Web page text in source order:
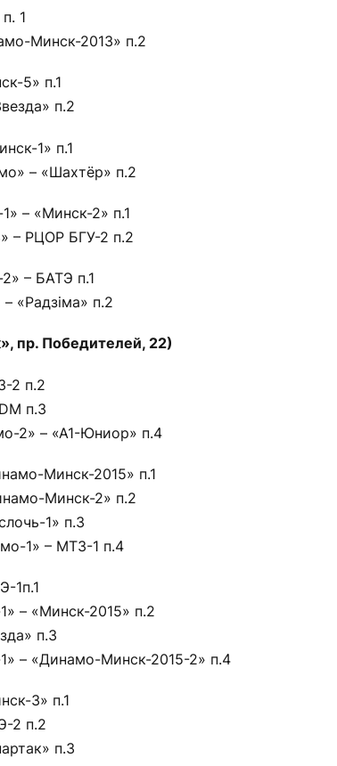
1
Минск-2013» п.2
5» п.1
п.2
1» п.1
– «Шахтёр» п.2
– «Минск-2» п.1
– РЦОР БГУ-2 п.2
– БАТЭ п.1
«Радзiма» п.2
пр. Победителей, 22)
2 п.2
п.3
2» – «А1-Юниор» п.4
Минск-2015» п.1
Минск-2» п.2
1» п.3
1» – МТЗ-1 п.4
1п.1
– «Минск-2015» п.2
п.3
– «Динамо-Минск-2015-2» п.4
3» п.1
2 п.2
п.3